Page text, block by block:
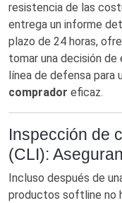
resistencia de las
entrega un informe
plazo de 24 horas,
tomar una decisión
línea de defensa para
comprador eficaz.
Inspección de
(CLI):
Incluso después de
productos softline no